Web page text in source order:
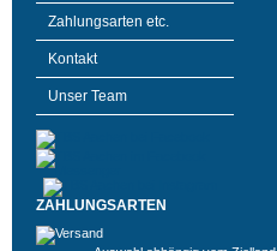
Zahlungsarten etc.
Kontakt
Unser Team
ZAHLUNGSARTEN